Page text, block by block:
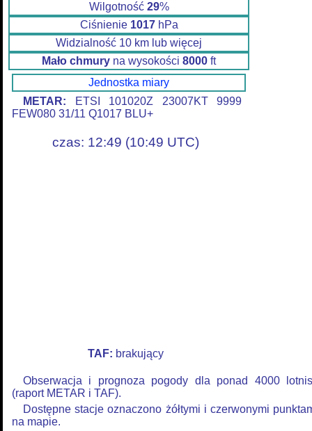
Wilgotność 29%
Ciśnienie 1017hPa
Widzialność 10 km lub więcej
Mało chmury na wysokości 8000 ft
Jednostka miary
METAR: ETSI 101020Z 23007KT 9999
FEW080 31/11 Q1017 BLU+
czas: 12:49 (10:49 UTC)
TAF: brakujący
Obserwacja i prognoza pogody dla ponad 4000
(raport METAR i TAF).
Dostępne stacje oznaczono żółtymi i czerwonymi
na mapie.